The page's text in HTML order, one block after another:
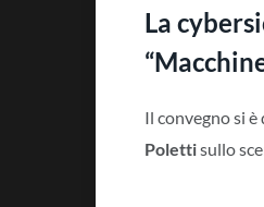
La
Il convegno si
Polettisullo